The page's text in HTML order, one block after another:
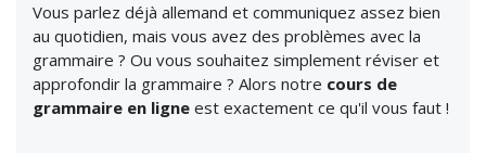
Vous parlez déjà allemand et communiquez assez bien
au quotidien, mais vous avez des problèmes avec la
grammaire ? Ou vous souhaitez simplement réviser et
approfondir la grammaire ? Alors notre cours de
grammaire en ligne est exactement ce qu'il vous faut !